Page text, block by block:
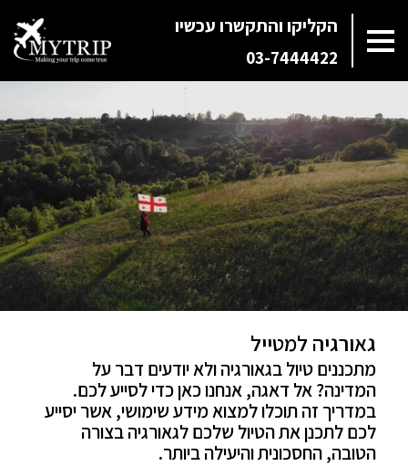
הקליקו והתקשרו עכשיו
03-7444422
גאורגיה למטייל
מתכננים טיול בגאורגיה ולא יודעים דבר על
המדינה? אל דאגה, אנחנו כאן כדי לסייע לכם.
במדריך זה תוכלו למצוא מידע שימושי, אשר יסייע
לכם לתכנן את הטיול שלכם לגאורגיה בצורה
הטובה, החסכונית והיעילה ביותר.